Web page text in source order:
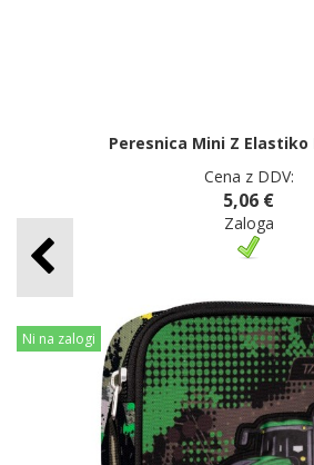
Peresnica Mini Z Elastiko
Cena z DDV:
5,06 €
Zaloga
Ni na zalogi